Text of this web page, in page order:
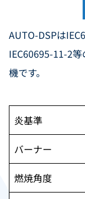
AUTO-DSPは
IEC60695-11-2
機です。
炎基準
バーナー
燃焼角度